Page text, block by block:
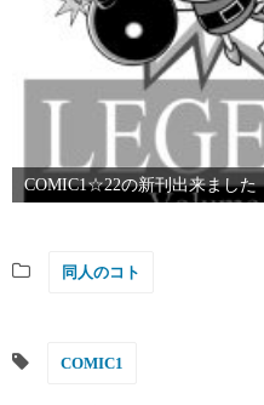
COMIC1☆22の新刊出来ました
同人のコト
COMIC1